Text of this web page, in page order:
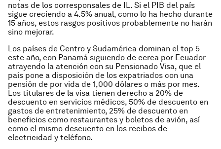
notas de los corresponsales de IL. Si el PIB del país
sigue creciendo a 4.5% anual, como lo ha hecho durante
15 años, estos rasgos positivos probablemente no harán
sino mejorar.
Los países de Centro y Sudamérica dominan el top 5
este año, con Panamá siguiendo de cerca por Ecuador
atrayendo la atención con su Pensionado Visa, que el
país pone a disposición de los expatriados con una
pensión de por vida de 1,000 dólares o más por mes.
Los titulares de la visa tienen derecho a 20% de
descuento en servicios médicos, 50% de descuento en
gastos de entretenimiento, 25% de descuento en
beneficios como restaurantes y boletos de avión, así
como el mismo descuento en los recibos de
electricidad y teléfono.